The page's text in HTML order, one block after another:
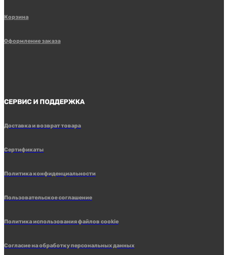
Корзина
Оформление заказа
СЕРВИС И ПОДДЕРЖКА
Доставка и возврат товара
Сертификаты
Политика конфиденциальности
Пользовательское соглашение
Политика использования файлов cookie
Согласие на обработку персональных данных